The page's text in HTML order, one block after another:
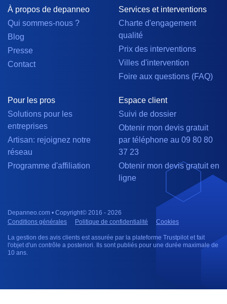
À propos de depanneo
Qui sommes-nous ?
Blog
Presse
Contact
Services et interventions
Charte d'engagement
qualité
Prix des interventions
Villes d'intervention
Foire aux questions (FAQ)
Pour les pros
Solutions pour les
entreprises
Artisan: rejoignez notre
réseau
Programme d'affiliation
Espace client
Suivi de dossier
Obtenir mon devis gratuit
par téléphone au 09 80 80
37 23
Obtenir mon devis gratuit en
ligne
Depanneo.com • Copyright© 2016 - 2026
Conditions générales
Politique de confidentialité Cookies
La gestion des avis clients est assurée par la plateforme Trustpilot et fait
l'objet d'un contrôle a posteriori. Ils sont publiés pour une durée maximale de
10 ans.